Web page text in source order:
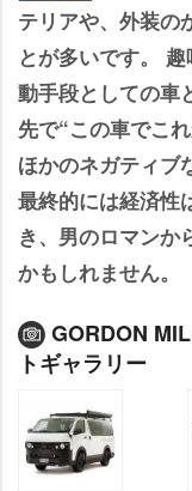
テリアや、外装の
とが多いです。
動手段としての車
先で“この車でこ
ほかのネガティブ
最終的には経済性
き、男のロマンか
かもしれません。
GORDON
トギャラリー